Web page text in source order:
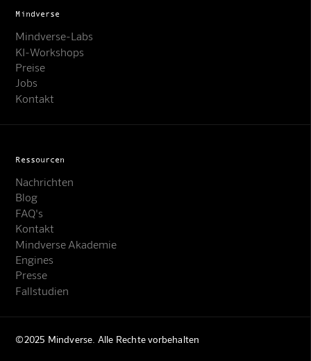
Online · KI-Assistent
Mindverse
Mindverse
Mindverse-Labs
KI-Workshops
Preise
Jobs
Kontakt
Ressourcen
Nachrichten
Blog
FAQ's
Kontakt
Mindverse Akademie
Engines
Presse
Fallstudien
©2025 Mindverse. Alle Rechte vorbehalten